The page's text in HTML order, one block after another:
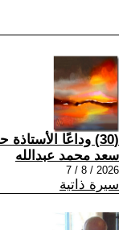
(30) وداعًا الأستاذة حليمة محمد عبدالله
سعد محمد عبدالله
2026 / 8 / 7
سيرة ذاتية